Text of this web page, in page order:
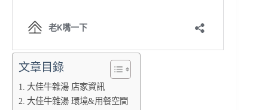
文章目錄
大佳牛雜湯 店家資訊
大佳牛雜湯 環境&用餐空間